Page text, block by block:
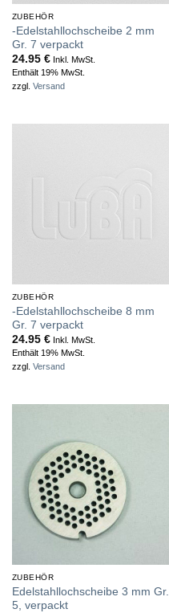
ZUBEHÖR
-Edelstahllochscheibe 2 mm
Gr. 7 verpackt
24.95 €Inkl. MwSt.
Enthält 19% MwSt.
zzgl. Versand
ZUBEHÖR
-Edelstahllochscheibe 8 mm
Gr. 7 verpackt
24.95 €Inkl. MwSt.
Enthält 19% MwSt.
zzgl. Versand
ZUBEHÖR
Edelstahllochscheibe 3 mm Gr.
5, verpackt